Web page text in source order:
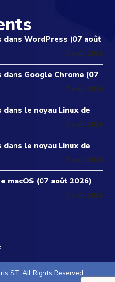
WordPress (07 août
7 août 2026
Google Chrome (07
7 août 2026
le noyau Linux de
7 août 2026
le noyau Linux de
7 août 2026
macOS (07 août 2026)
7 août 2026
ST. All Rights Reserved